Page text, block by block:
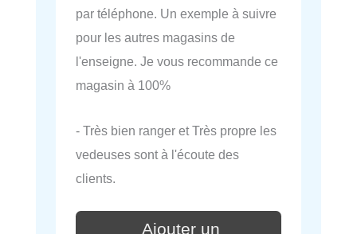
par téléphone. Un exemple à suivre
pour les autres magasins de
l'enseigne. Je vous recommande ce
magasin à 100%
- Très bien ranger et Très propre les
vedeuses sont à l'écoute des
clients.
Ajouter un